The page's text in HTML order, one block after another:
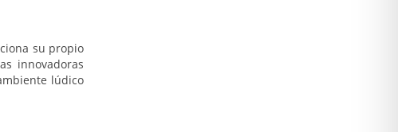
su propio
innovadoras
lúdico